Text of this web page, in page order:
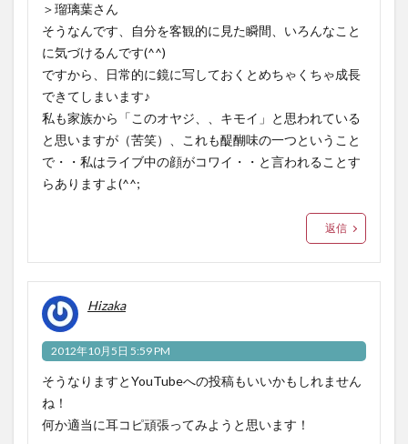
＞瑠璃葉さん
そうなんです、自分を客観的に見た瞬間、いろんなこと
に気づけるんです(^^)
ですから、日常的に鏡に写しておくとめちゃくちゃ成長
できてしまいます♪
私も家族から「このオヤジ、、キモイ」と思われている
と思いますが（苦笑）、これも醍醐味の一つということ
で・・私はライブ中の顔がコワイ・・と言われることす
らありますよ(^^;
返信
Hizaka
2012年10月5日 5:59 PM
そうなりますとYouTubeへの投稿もいいかもしれません
ね！
何か適当に耳コピ頑張ってみようと思います！